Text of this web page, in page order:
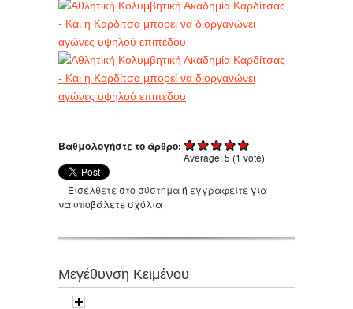
Βαθμολογήστε το άρθρο:
Average:5 (1 vote)
Εισέλθετε στο σύστημαή εγγραφείτε για
να υποβάλετε σχόλια
Μεγέθυνση Κειμένου